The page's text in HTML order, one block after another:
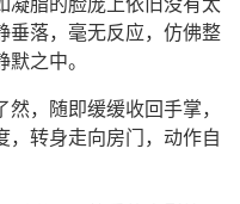
垂落，毫无反应，仿佛整
之中。
，随即缓缓收回手掌，
转身走向房门，动作自